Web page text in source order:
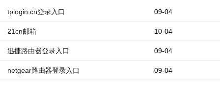
09-04
tplogin.cn登录入口
10-04
21cn邮箱
09-04
迅捷路由器登录入口
09-04
netgear路由器登录入口